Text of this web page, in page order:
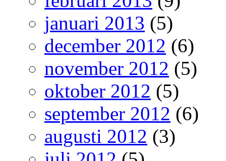
januari 2013 (5)
december 2012 (6)
november 2012 (5)
oktober 2012 (5)
september 2012 (6)
augusti 2012 (3)